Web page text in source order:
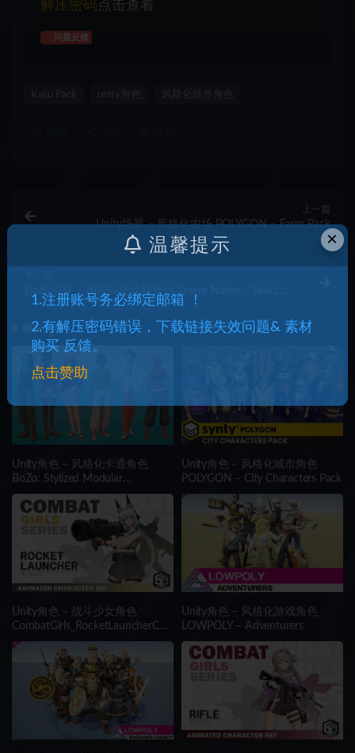
解压密码 点击查看
问题反馈
unity角色
上一篇
Unity场景 – 风格化农场 POLYGON – Farm Pack
Unity插件 – 场景问题注释插件 Scene Notes – Tasks,
Issues, Annotations
相关文章
Unity角色 – 风格化卡通角色
BoZo: Stylized Modular
Characters
Unity角色 – 风格化城市角色
POLYGON – City Characters Pack
Unity角色 – 战斗少女角色
CombatGirls_RocketLauncherCha
racterPack
Unity角色 – 风格化游戏角色
LOWPOLY – Adventurers
×
温馨提示
1.注册账号务必绑定邮箱 ！
2.有解压密码错误，下载链接失效问题& 素材
购买 反馈。
点击赞助